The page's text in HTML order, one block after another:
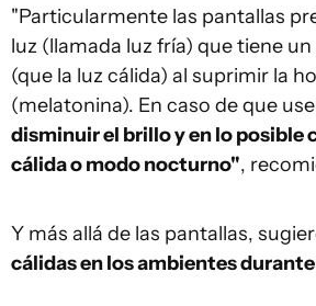
"Particularmente las pantallas
luz (llamada luz fría) que tiene
(que la luz cálida) al suprimir la
(melatonina). En caso de que
disminuir el brillo y en lo posible
cálida o modo nocturno",
Y más allá de las pantallas,
cálidas en los ambientes